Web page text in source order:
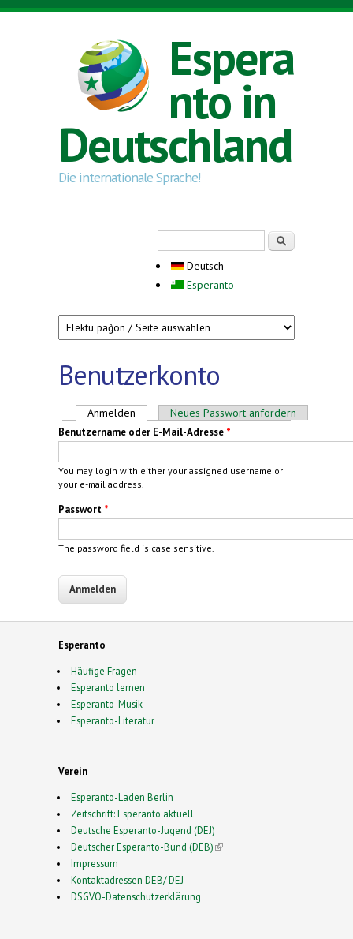
Direkt zum Inhalt
Espera
nto in
Deutschland
Die internationale Sprache!
Deutsch
Esperanto
Benutzerkonto
Haupt-Reiter
Anmelden (aktiver Reiter)
Neues Passwort anfordern
Benutzername oder E-Mail-Adresse *
You may login with either your assigned username or
your e-mail address.
Passwort *
The password field is case sensitive.
Esperanto
Häufige Fragen
Esperanto lernen
Esperanto-Musik
Esperanto-Literatur
Verein
Esperanto-Laden Berlin
Zeitschrift: Esperanto aktuell
Deutsche Esperanto-Jugend (DEJ)
Deutscher Esperanto-Bund (DEB)(link is external)
Impressum
Kontaktadressen DEB/ DEJ
DSGVO-Datenschutzerklärung